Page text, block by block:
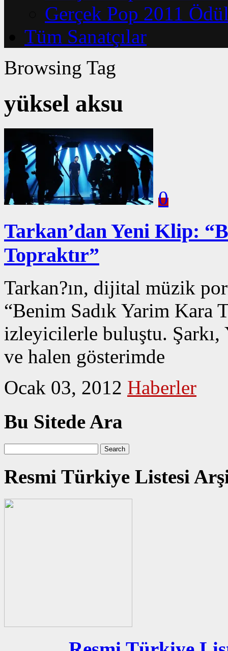
Gerçek Pop 2011
Tüm Sanatçılar
Browsing Tag
yüksel aksu
0
Tarkan’dan Yeni Klip:
Topraktır”
Tarkan?ın, dijital müzik
“Benim Sadık Yarim Kara
izleyicilerle buluştu. Şarkı,
ve halen gösterimde
Ocak 03, 2012 Haberler
Bu Sitede Ara
Resmi Türkiye Listesi